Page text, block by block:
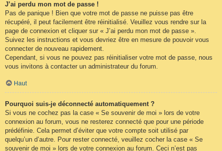
J’ai perdu mon mot de passe !
Pas de panique ! Bien que votre mot de passe ne puisse pas être
récupéré, il peut facilement être réinitialisé. Veuillez vous rendre sur la
page de connexion et cliquer sur « J’ai perdu mon mot de passe ».
Suivez les instructions et vous devriez être en mesure de pouvoir vous
connecter de nouveau rapidement.
Cependant, si vous ne pouvez pas réinitialiser votre mot de passe, nous
vous invitons à contacter un administrateur du forum.
Haut
Pourquoi suis-je déconnecté automatiquement ?
Si vous ne cochez pas la case « Se souvenir de moi » lors de votre
connexion au forum, vous ne resterez connecté que pour une période
prédéfinie. Cela permet d’éviter que votre compte soit utilisé par
quelqu’un d’autre. Pour rester connecté, veuillez cocher la case « Se
souvenir de moi » lors de votre connexion au forum. Ceci n’est pas